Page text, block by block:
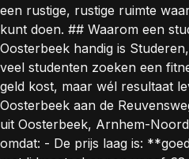
een rustige, rustige ruimte
kunt doen. ## Waarom een
Oosterbeek handig is
veel studenten zoeken een
geld kost, maar wél resultaat
Oosterbeek aan de
uit Oosterbeek, Arnhem-
omdat: - De prijs laag is: